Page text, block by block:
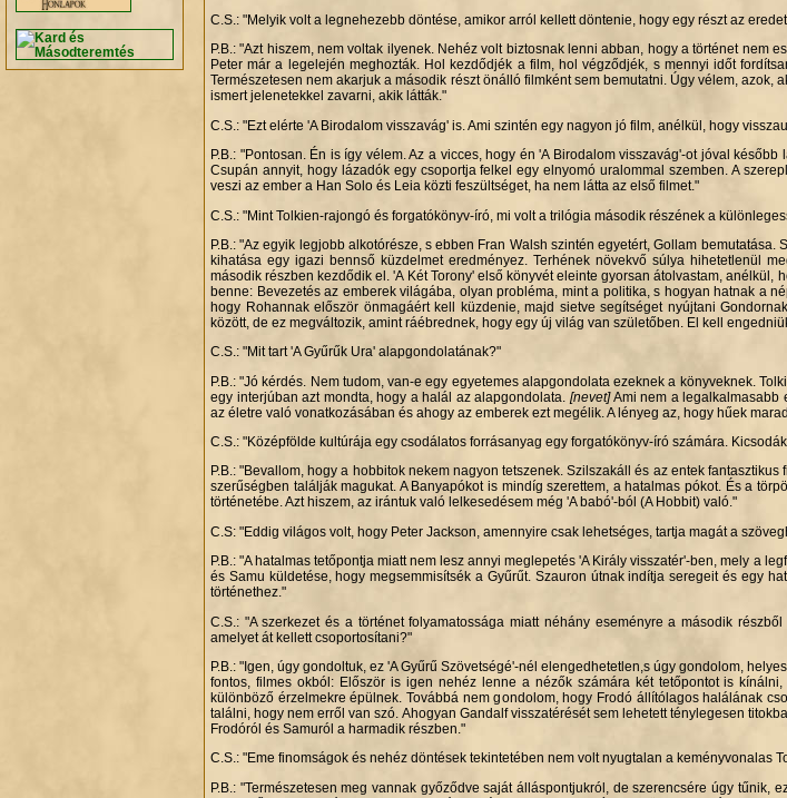
C.S.: "Melyik volt a legnehezebb döntése, amikor arról kellett döntenie, hogy egy részt az
P.B.: "Azt hiszem, nem voltak ilyenek. Nehéz volt biztosnak lenni abban, hogy a történet nem
Peter már a legelején meghozták. Hol kezdődjék a film, hol végződjék, s mennyi időt
Természetesen nem akarjuk a második részt önálló filmként sem bemutatni. Úgy vélem,
ismert jelenetekkel zavarni, akik látták."
C.S.: "Ezt elérte 'A Birodalom visszavág' is. Ami szintén egy nagyon jó film, anélkül, hogy
P.B.: "Pontosan. Én is így vélem. Az a vicces, hogy én 'A Birodalom visszavág'-ot jóval
Csupán annyit, hogy lázadók egy csoportja felkel egy elnyomó uralommal szemben. A
veszi az ember a Han Solo és Leia közti feszültséget, ha nem látta az első filmet."
C.S.: "Mint Tolkien-rajongó és forgatókönyv-író, mi volt a trilógia második részének a
P.B.: "Az egyik legjobb alkotórésze, s ebben Fran Walsh szintén egyetért, Gollam
kihatása egy igazi bennső küzdelmet eredményez. Terhének növekvő súlya hihetetlenül
második részben kezdődik el. 'A Két Torony' első könyvét eleinte gyorsan átolvastam,
benne: Bevezetés az emberek világába, olyan probléma, mint a politika, s hogyan hatnak a
hogy Rohannak először önmagáért kell küzdenie, majd sietve segítséget nyújtani
között, de ez megváltozik, amint ráébrednek, hogy egy új világ van születőben. El kell
C.S.: "Mit tart 'A Gyűrűk Ura' alapgondolatának?"
P.B.: "Jó kérdés. Nem tudom, van-e egy egyetemes alapgondolata ezeknek a könyveknek.
egy interjúban azt mondta, hogy a halál az alapgondolata.[nevet]Ami nem a legalkalmasabb
az életre való vonatkozásában és ahogy az emberek ezt megélik. A lényeg az, hogy hűek
C.S.: "Középfölde kultúrája egy csodálatos forrásanyag egy forgatókönyv-író számára.
P.B.: "Bevallom, hogy a hobbitok nekem nagyon tetszenek. Szilszakáll és az entek
szerűségben találják magukat. A Banyapókot is mindíg szerettem, a hatalmas pókot. És a
történetébe. Azt hiszem, az irántuk való lelkesedésem még 'A babó'-ból (A Hobbit) való."
C.S: "Eddig világos volt, hogy Peter Jackson, amennyire csak lehetséges, tartja magát a
P.B.: "A hatalmas tetőpontja miatt nem lesz annyi meglepetés 'A Király visszatér'-ben, mely a
és Samu küldetése, hogy megsemmisítsék a Gyűrűt. Szauron útnak indítja seregeit és egy
történethez."
C.S.: "A szerkezet és a történet folyamatossága miatt néhány eseményre a második
amelyet át kellett csoportosítani?"
P.B.: "Igen, úgy gondoltuk, ez 'A Gyűrű Szövetségé'-nél elengedhetetlen,s úgy gondolom,
fontos, filmes okból: Először is igen nehéz lenne a nézők számára két tetőpontot is
különböző érzelmekre épülnek. Továbbá nem gondolom, hogy Frodó állítólagos halálának
találni, hogy nem erről van szó. Ahogyan Gandalf visszatérését sem lehetett ténylegesen
Frodóról és Samuról a harmadik részben."
C.S.: "Eme finomságok és nehéz döntések tekintetében nem volt nyugtalan a keményvonalas
P.B.: "Természetesen meg vannak győződve saját álláspontjukról, de szerencsére úgy tűnik,